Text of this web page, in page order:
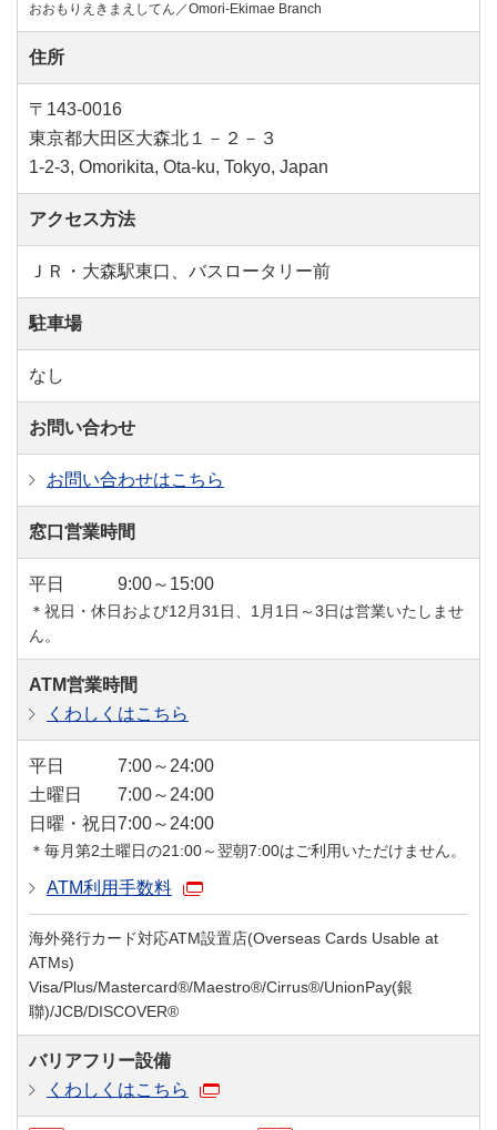
おおもりえきまえしてん／Omori-Ekimae Branch
住所
〒143-0016
東京都大田区大森北１－２－３
1-2-3, Omorikita, Ota-ku, Tokyo, Japan
アクセス方法
ＪＲ・大森駅東口、バスロータリー前
駐車場
なし
お問い合わせ
お問い合わせはこちら
窓口営業時間
平日 9:00～15:00
＊祝日・休日および12月31日、1月1日～3日は営業いたしませ
ん。
ATM営業時間
くわしくはこちら
平日
7:00～24:00
土曜日
7:00～24:00
日曜・祝日 7:00～24:00
＊毎月第2土曜日の21:00～翌朝7:00はご利用いただけません。
ATM利用手数料
海外発行カード対応ATM設置店(Overseas Cards Usable at
ATMs)
Visa/Plus/Mastercard®/Maestro®/Cirrus®/UnionPay(銀
聯)/JCB/DISCOVER®
バリアフリー設備
くわしくはこちら